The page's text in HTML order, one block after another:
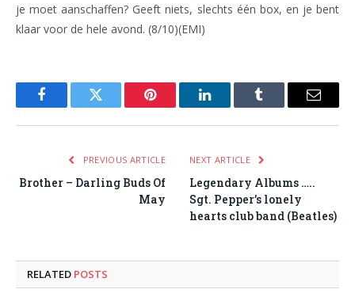
je moet aanschaffen? Geeft niets, slechts één box, en je bent
klaar voor de hele avond. (8/10)(EMI)
FacebookTwitter Pinterest LinkedInTumblr Email
PREVIOUS ARTICLE
Brother – Darling Buds Of
May
NEXT ARTICLE
Legendary Albums …..
Sgt. Pepper’s lonely
hearts club band (Beatles)
RELATED POSTS